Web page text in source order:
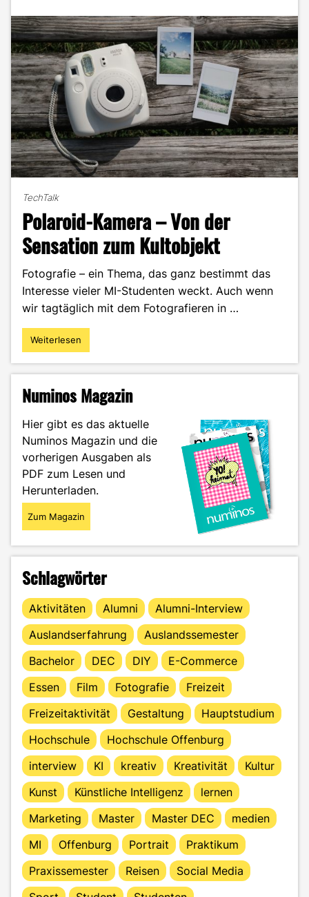
TechTalk
Polaroid-Kamera – Von der
Sensation zum Kultobjekt
Fotografie – ein Thema, das ganz bestimmt das
Interesse vieler MI-Studenten weckt. Auch wenn
wir tagtäglich mit dem Fotografieren in …
"Polaroid-
Kamera
der
zum
Kultobjekt"
Weiterlesen
Numinos Magazin
Hier gibt es das aktuelle
Numinos Magazin und die
vorherigen Ausgaben als
PDF zum Lesen und
Herunterladen.
Zum Magazin
Schlagwörter
Aktivitäten Alumni
Alumni-Interview
Auslandserfahrung
Auslandssemester
Bachelor
DEC DIY
E-Commerce
Essen
Film Fotografie
Freizeit
Freizeitaktivität
Gestaltung
Hauptstudium
Hochschule
Hochschule Offenburg
interview
KI kreativ Kreativität
Kultur
Kunst
Künstliche Intelligenz
lernen
Marketing
Master Master DEC
medien
MI
Offenburg Portrait
Praktikum
Praxissemester
Reisen
Social Media